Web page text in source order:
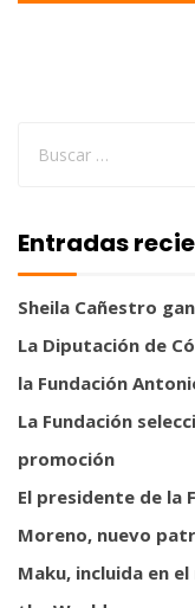
Entradas
Sheila Cañestro
La Diputación de
la Fundación
La Fundación
promoción
El presidente de la
Moreno, nuevo
Maku, incluida en